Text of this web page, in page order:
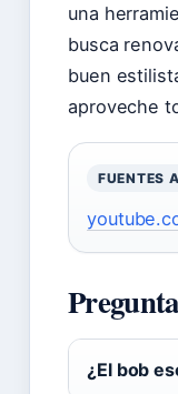
una
busca
buen
aproveche
FUENTES
¿El bob